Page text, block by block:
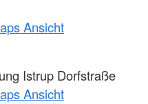
Ansicht
Istrup Dorfstraße
Ansicht